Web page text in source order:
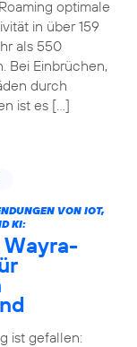
optimale
in über 159
als 550
Bei Einbrüchen,
durch
ist es […]
VON IOT,
KI:
ist gefallen: